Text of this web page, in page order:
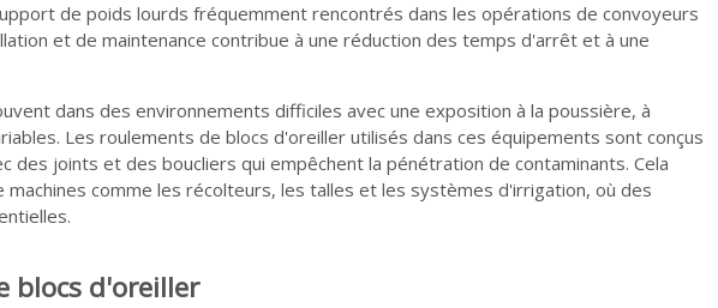
de poids lourds fréquemment rencontrés dans les opérations de convoyeurs
et de maintenance contribue à une réduction des temps d'arrêt et à une
dans des environnements difficiles avec une exposition à la poussière, à
Les roulements de blocs d'oreiller utilisés dans ces équipements sont conçus
joints et des boucliers qui empêchent la pénétration de contaminants. Cela
comme les récolteurs, les talles et les systèmes d'irrigation, où des
blocs d'oreiller